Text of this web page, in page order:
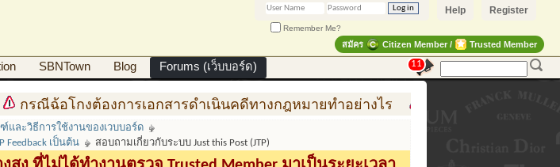
Register
Help
Remember Me?
สมัคร Citizen Member / Trusted Member
SBNTown Blog Forums (เว็บบอร์ด) 11
อโกงต้องการเอกสารดำเนินคดีทางกฎหมายทำอย่างไร การสร้าง สินค้าแฟชั่น สู่สินค้
ละวิธีการใช้งานของเวบบอร์ด
Feedback เป็นต้น
สอบถามเกี่ยวกับระบบ Just this Post (JTP)